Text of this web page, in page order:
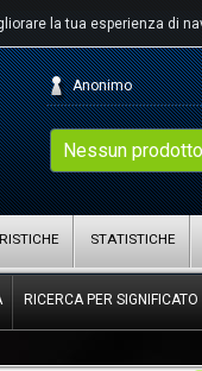
la tua esperienza di
Nessun
Anonimo
STATISTICHE
RICERCA PER SIGNIFICATO